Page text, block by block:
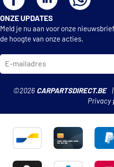
ONZE UPDATES
Meld je nu aan voor onze
de hoogte van onze acties.
©2026 CARPARTSDIRECT.BE
Privacy